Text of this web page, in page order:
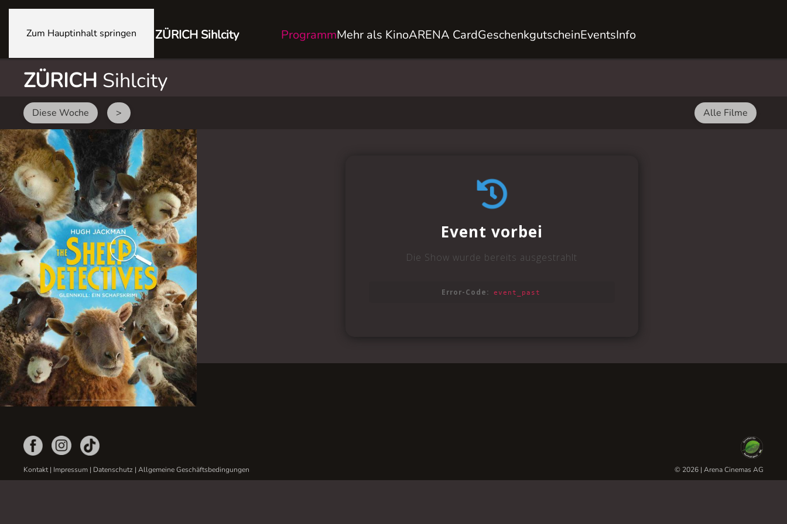
Zum Hauptinhalt springen ZÜRICH Sihlcity ProgrammMehr als KinoARENA CardGeschenkgutscheinEventsInfo
ZÜRICH Sihlcity
Diese Woche > Alle Filme
Kontakt| Impressum | Datenschutz | Allgemeine Geschäftsbedingungen © 2026 | Arena Cinemas AG